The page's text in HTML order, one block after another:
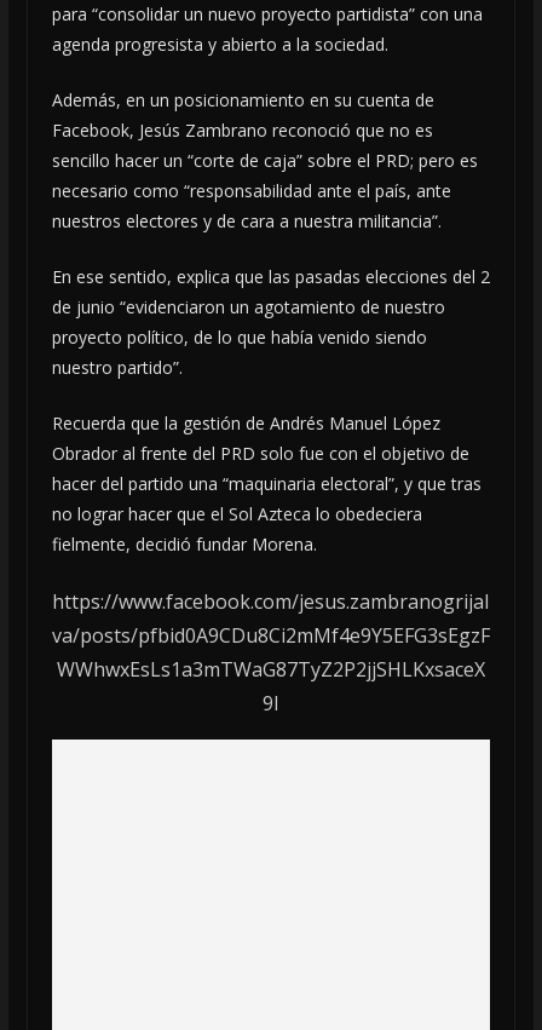
para “consolidar un nuevo proyecto partidista” con una
agenda progresista y abierto a la sociedad.
Además, en un posicionamiento en su cuenta de
Facebook, Jesús Zambrano reconoció que no es
sencillo hacer un “corte de caja” sobre el PRD; pero es
necesario como “responsabilidad ante el país, ante
nuestros electores y de cara a nuestra militancia”.
En ese sentido, explica que las pasadas elecciones del 2
de junio “evidenciaron un agotamiento de nuestro
proyecto político, de lo que había venido siendo
nuestro partido”.
Recuerda que la gestión de Andrés Manuel López
Obrador al frente del PRD solo fue con el objetivo de
hacer del partido una “maquinaria electoral”, y que tras
no lograr hacer que el Sol Azteca lo obedeciera
fielmente, decidió fundar Morena.
https://www.facebook.com/jesus.zambranogrijal
va/posts/pfbid0A9CDu8Ci2mMf4e9Y5EFG3sEgzF
WWhwxEsLs1a3mTWaG87TyZ2P2jjSHLKxsaceX
9l